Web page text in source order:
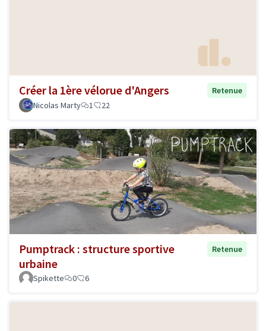
Créer la 1ère vélorue d'Angers
Retenue
Nicolas Marty
1 22
Pumptrack : structure sportive
urbaine
Retenue
Spikette 0 6